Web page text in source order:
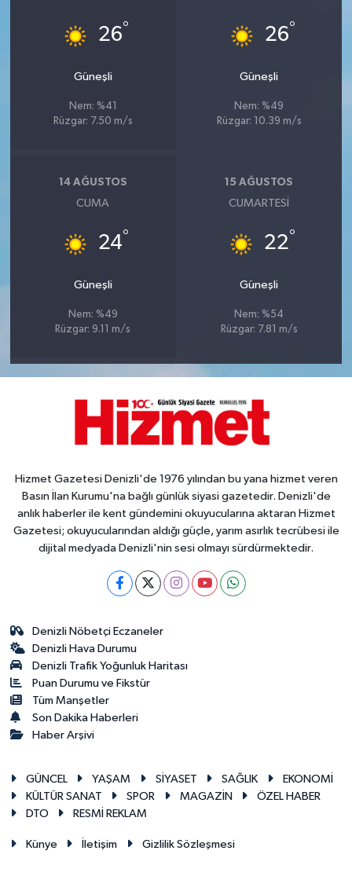
26°
Güneşli
Nem: %41
Rüzgar: 7.50 m/s
26°
Güneşli
Nem: %49
Rüzgar: 10.39 m/s
14 AĞUSTOS
CUMA
24°
Güneşli
Nem: %49
Rüzgar: 9.11 m/s
15 AĞUSTOS
CUMARTESI
22°
Güneşli
Nem: %54
Rüzgar: 7.81 m/s
Hizmet Gazetesi Denizli'de 1976 yılından bu yana hizmet veren
Basın İlan Kurumu'na bağlı günlük siyasi gazetedir. Denizli'de
anlık haberler ile kent gündemini okuyucularına aktaran Hizmet
Gazetesi; okuyucularından aldığı güçle, yarım asırlık tecrübesi ile
dijital medyada Denizli'nin sesi olmayı sürdürmektedir.
Denizli Nöbetçi Eczaneler
Denizli Hava Durumu
Denizli Trafik Yoğunluk Haritası
Puan Durumu ve Fikstür
Tüm Manşetler
Son Dakika Haberleri
Haber Arşivi
GÜNCEL YAŞAM SİYASET SAĞLIK
EKONOMİ
KÜLTÜR SANAT
SPOR MAGAZİN
ÖZEL HABER
DTO
RESMİ REKLAM
Künye İletişim Gizlilik Sözleşmesi